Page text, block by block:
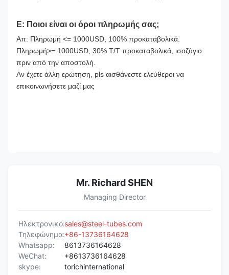
Ε: Ποιοι είναι οι όροι πληρωμής σας;
Απ: Πληρωμή <= 1000USD, 100% προκαταβολικά.
Πληρωμή>= 1000USD, 30% T/T προκαταβολικά, ισοζύγιο
πριν από την αποστολή.
Αν έχετε άλλη ερώτηση, pls αισθάνεστε ελεύθεροι να
επικοινωνήσετε μαζί μας
Mr. Richard SHEN
Managing Director
Ηλεκτρονικό:sales@steel-tubes.com
Τηλεφώνημα:+86-13736164628
Whatsapp:
8613736164628
WeChat:
+8613736164628
skype:
torichinternational